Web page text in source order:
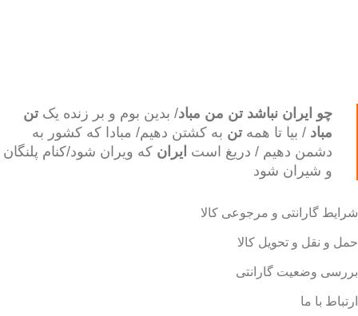
چو ایران نباشد تن من مباد/ بدین بوم و بر زنده یک تن
مباد / بیا تا همه تن به کشتن دهیم/ مبادا که کشور به
دشمن دهیم / دریغ است ایران که ویران شود/کنام پلنگان
و شیران شود
شرایط گارانتی و مرجوعی کالا
حمل و نقل و تحویل کالا
بررسی وضعیت گارانتی
ارتباط با ما